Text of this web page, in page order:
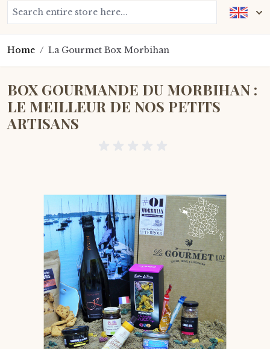
Search entire store here...
Home / La Gourmet Box Morbihan
BOX GOURMANDE DU MORBIHAN :
LE MEILLEUR DE NOS PETITS
ARTISANS